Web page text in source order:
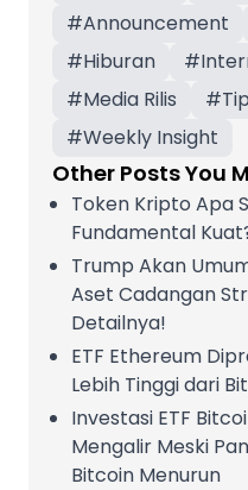
#Announcement
#Hiburan #
#Media Rilis #
#Weekly Insight
Other Posts You
Token Kripto Apa
Fundamental
Trump Akan
Aset Cadangan
Detailnya!
ETF Ethereum
Lebih Tinggi dari
Investasi ETF
Mengalir Meski
Bitcoin Menurun